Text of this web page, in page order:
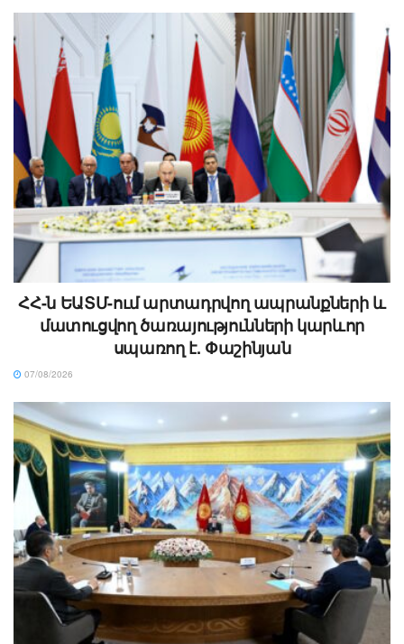
ՀՀ-ն ԵԱՏՄ-ում արտադրվող ապրանքների և
մատուցվող ծառայությունների կարևոր
սպառող է. Փաշինյան
07/08/2026